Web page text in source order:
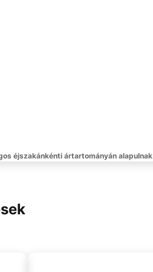
éjszakánkénti ártartományán